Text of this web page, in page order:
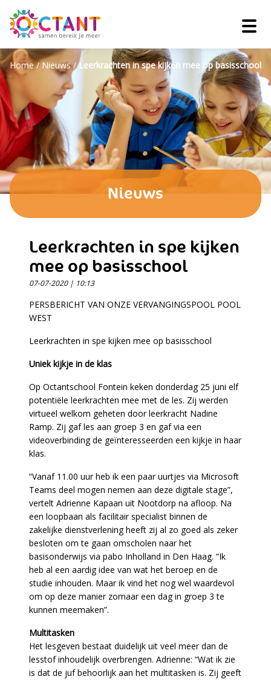
Home/Nieuws/Leerkrachten in spe kijken mee op basisschool
Nieuws
Leerkrachten in spe kijken
mee op basisschool
07-07-2020 | 10:13
PERSBERICHT VAN ONZE VERVANGINGSPOOL POOL
WEST
Leerkrachten in spe kijken mee op basisschool
Uniek kijkje in de klas
Op Octantschool Fontein keken donderdag 25 juni elf
potentiële leerkrachten mee met de les. Zij werden
virtueel welkom geheten door leerkracht Nadine
Ramp. Zij gaf les aan groep 3 en gaf via een
videoverbinding de geïnteresseerden een kijkje in haar
klas.
“Vanaf 11.00 uur heb ik een paar uurtjes via Microsoft
Teams deel mogen nemen aan deze digitale stage”,
vertelt Adrienne Kapaan uit Nootdorp na afloop. Na
een loopbaan als facilitair specialist binnen de
zakelijke dienstverlening heeft zij al zo goed als zeker
besloten om te gaan omscholen naar het
basisonderwijs via pabo Inholland in Den Haag. “Ik
heb al een aardig idee van wat het beroep en de
studie inhouden. Maar ik vind het nog wel waardevol
om op deze manier zomaar een dag in groep 3 te
kunnen meemaken”.
Multitasken
Het lesgeven bestaat duidelijk uit veel meer dan de
lesstof inhoudelijk overbrengen. Adrienne: “Wat ik zie
is dat de juf behoorlijk aan het multitasken is. Zij geeft